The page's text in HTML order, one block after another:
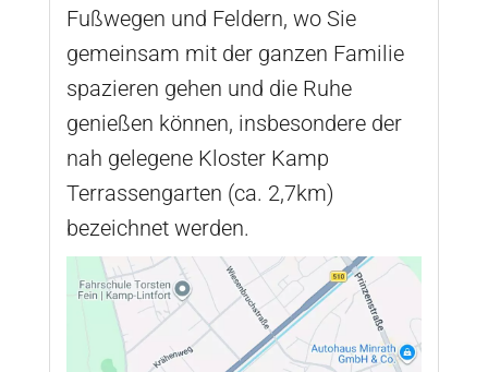
Fußwegen und Feldern, wo Sie
gemeinsam mit der ganzen Familie
spazieren gehen und die Ruhe
genießen können, insbesondere der
nah gelegene Kloster Kamp
Terrassengarten (ca. 2,7km)
bezeichnet werden.